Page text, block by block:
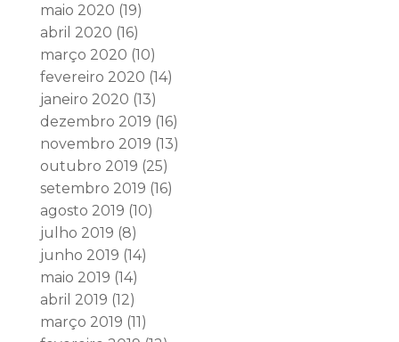
maio 2020 (19)
abril 2020 (16)
março 2020 (10)
fevereiro 2020 (14)
janeiro 2020 (13)
dezembro 2019 (16)
novembro 2019 (13)
outubro 2019 (25)
setembro 2019 (16)
agosto 2019 (10)
julho 2019 (8)
junho 2019 (14)
maio 2019 (14)
abril 2019 (12)
março 2019 (11)